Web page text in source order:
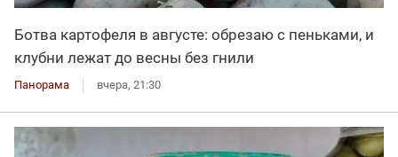
Ботва картофеля в августе: обрезаю с пеньками, и
клубни лежат до весны без гнили
Панорама вчера, 21:30